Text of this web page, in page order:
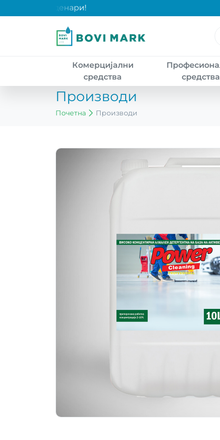
над 2000 денари!
Комерцијални
средства
средства
Производи
Почетна Производи